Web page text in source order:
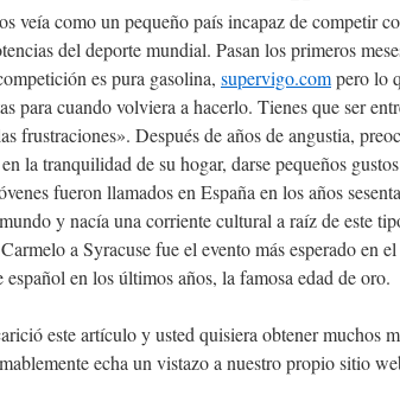
veía como un pequeño país incapaz de competir
del deporte mundial. Pasan los primeros
es pura gasolina, supervigo.compero lo
para cuando volviera a hacerlo. Tienes que ser
frustraciones». Después de años de angustia,
la tranquilidad de su hogar, darse pequeños
fueron llamados en España en los años
y nacía una corriente cultural a raíz de este
a Syracuse fue el evento más esperado en
español en los últimos años, la famosa edad de oro.
este artículo y usted quisiera obtener muchos
echa un vistazo a nuestro propio sitio